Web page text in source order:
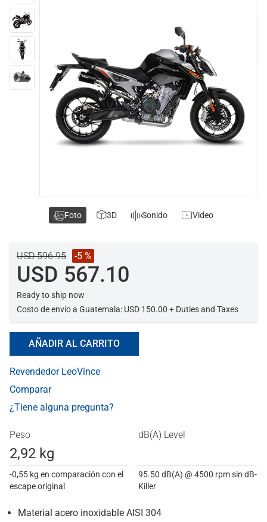
USD 596.95 -5 %
USD 567.10
Ready to ship now
Costo de envío a Guatemala: USD 150.00 + Duties and Taxes
AÑADIR AL CARRITO
Revendedor LeoVince
Comparar
¿Tiene alguna pregunta?
Peso
2,92 kg
-0,55 kg en comparación con el
escape original
dB(A) Level
95.50 dB(A) @ 4500 rpm sin dB-
Killer
Material acero inoxidable AISI 304
Foto 3D Sonido Video